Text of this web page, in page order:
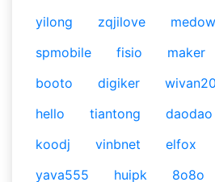
yilong
zqjilove
spmobile
fisio maker
booto
digiker
hello
tiantong daodao
koodj
vinbnet elfox
yava555
huipk 8o8o